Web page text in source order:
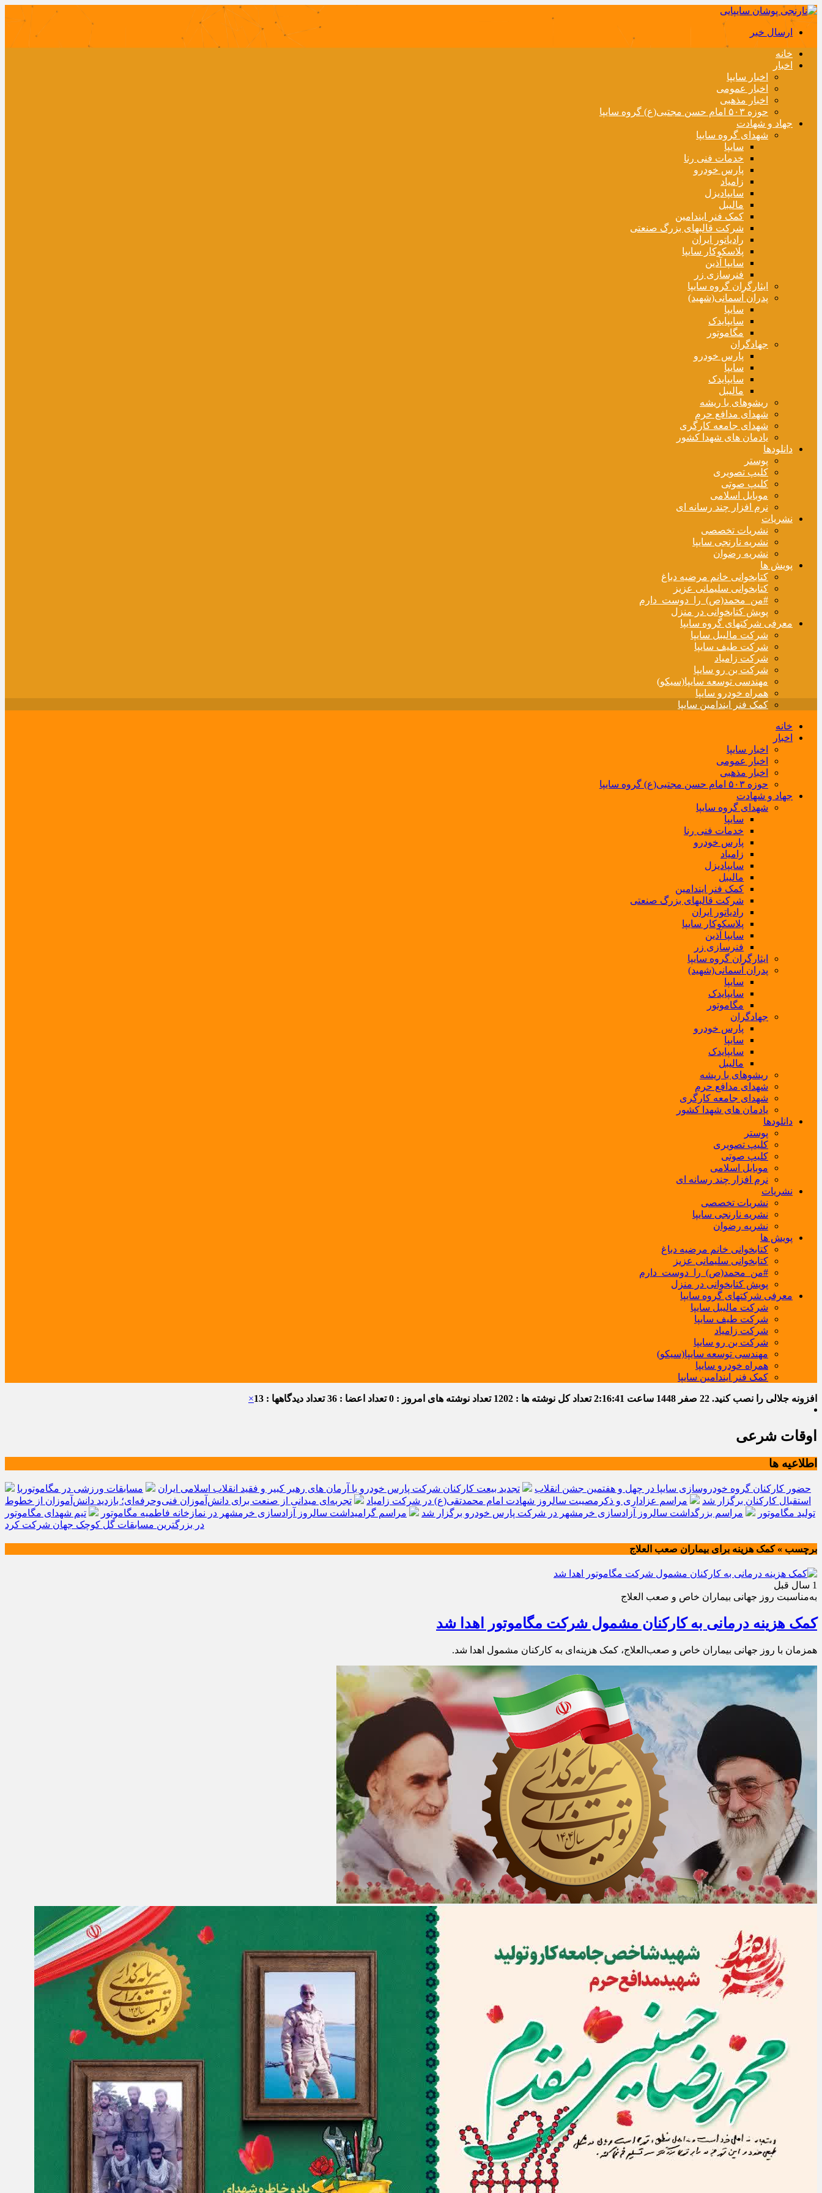
ارسال خبر
خانه
اخبار
اخبار سایپا
اخبار عمومی
اخبار مذهبی
حوزه ۵۰۳ امام حسن مجتبی(ع) گروه سایپا
جهاد و شهادت
شهدای گروه سایپا
سایپا
خدمات فنی رنا
پارس خودرو
زامیاد
سایپادیزل
مالیبل
کمک فنر ایندامین
شرکت قالبهای بزرگ صنعتی
رادیاتور ایران
پلاسکوکار سایپا
سایپا آذین
فنرسازی زر
ایثارگران گروه سایپا
پدران آسمانی(شهید)
سایپا
سایپایدک
مگاموتور
جهادگران
پارس خودرو
سایپا
سایپایدک
مالیبل
ریشوهای با ریشه
شهدای مدافع حرم
شهدای جامعه کارگری
یادمان های شهدا کشور
دانلودها
پوستر
کلیپ تصویری
کلیپ صوتی
موبایل اسلامی
نرم افزار چند رسانه ای
نشریات
نشریات تخصصی
نشریه نارنجی سایپا
نشریه رضوان
پویش ها
کتابخوانی خانم مرضیه دباغ
کتابخوانی سلیمانی عزیز
#من_محمد(ص)_را_دوست_دارم
پویش کتابخوانی در منزل
معرفی شرکتهای گروه سایپا
شرکت مالیبل سایپا
شرکت طیف سایپا
شرکت زامیاد
شرکت بن رو سایپا
مهندسی توسعه سایپا(سیکو)
همراه خودرو سایپا
کمک فنر ایندامین سایپا
خانه
اخبار
اخبار سایپا
اخبار عمومی
اخبار مذهبی
حوزه ۵۰۳ امام حسن مجتبی(ع) گروه سایپا
جهاد و شهادت
شهدای گروه سایپا
سایپا
خدمات فنی رنا
پارس خودرو
زامیاد
سایپادیزل
مالیبل
کمک فنر ایندامین
شرکت قالبهای بزرگ صنعتی
رادیاتور ایران
پلاسکوکار سایپا
سایپا آذین
فنرسازی زر
ایثارگران گروه سایپا
پدران آسمانی(شهید)
سایپا
سایپایدک
مگاموتور
جهادگران
پارس خودرو
سایپا
سایپایدک
مالیبل
ریشوهای با ریشه
شهدای مدافع حرم
شهدای جامعه کارگری
یادمان های شهدا کشور
دانلودها
پوستر
کلیپ تصویری
کلیپ صوتی
موبایل اسلامی
نرم افزار چند رسانه ای
نشریات
نشریات تخصصی
نشریه نارنجی سایپا
نشریه رضوان
پویش ها
کتابخوانی خانم مرضیه دباغ
کتابخوانی سلیمانی عزیز
#من_محمد(ص)_را_دوست_دارم
پویش کتابخوانی در منزل
معرفی شرکتهای گروه سایپا
شرکت مالیبل سایپا
شرکت طیف سایپا
شرکت زامیاد
شرکت بن رو سایپا
مهندسی توسعه سایپا(سیکو)
همراه خودرو سایپا
کمک فنر ایندامین سایپا
افزونه جلالی را نصب کنید. 22 صفر 1448 ساعت 2:16:43تعداد کل نوشته ها : 1202 تعداد نوشته های امروز : 0 تعداد اعضا : 36 تعداد دیدگاهها : 13 ×
اوقات شرعی
اطلاعیه ها
حضور کارکنان گروه خودروسازی سایپا در چهل و هفتمین جشن انقلاب تجدید بیعت کارکنان شرکت پارس خودرو با آرمان های رهبر کبیر و فقید انقلاب اسلامی ایران
مسابقات ورزشی در مگاموتوربا
استقبال کارکنان برگزار شد
مراسم عزاداری و ذکرمصیبت سالروز شهادت امام محمدتقی(ع) در شرکت زامیاد
تجربه‌ای میدانی از صنعت برای دانش‌آموزان فنی‌وحرفه‌ای؛ بازدید دانش‌آموزان از خطوط
تولید مگاموتور
مراسم بزرگداشت سالروز آزادسازی خرمشهر در شرکت پارس خودرو برگزار شد مراسم گرامیداشت سالروز آزادسازی خرمشهر در نمازخانه فاطمیه مگاموتور
تیم شهدای مگاموتور
در بزرگترین مسابقات گل کوچک جهان شرکت کرد
برچسب » کمک هزینه برای بیماران صعب العلاج
1 سال قبل
به‌مناسبت روز جهانی بیماران خاص و صعب العلاج
کمک هزینه درمانی به کارکنان مشمول شرکت مگاموتور اهدا شد
همزمان با روز جهانی بیماران خاص و صعب‌العلاج، کمک هزینه‌ای به کارکنان مشمول اهدا شد.